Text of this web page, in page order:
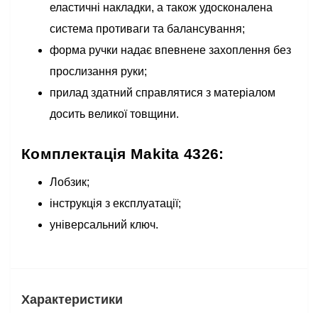
еластичні накладки, а також удосконалена
система противаги та балансування;
форма ручки надає впевнене захоплення без
прослизання руки;
прилад здатний справлятися з матеріалом
досить великої товщини.
Комплектація Makita 4326:
Лобзик;
інструкція з експлуатації;
універсальний ключ.
Характеристики